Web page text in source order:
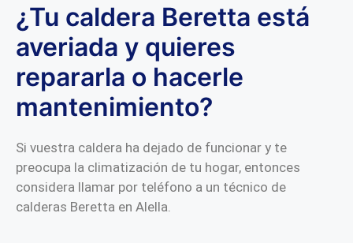
¿Tu caldera Beretta está
averiada y quieres
repararla o hacerle
mantenimiento?
Si vuestra caldera ha dejado de funcionar y te
preocupa la climatización de tu hogar, entonces
considera llamar por teléfono a un técnico de
calderas Beretta en Alella.